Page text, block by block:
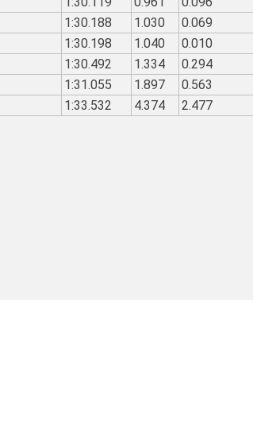
1:30.188 1.030
0.069
1:30.198 1.040
0.010
1:30.492 1.334
0.294
1:31.055 1.897
0.563
1:33.532 4.374 2.477